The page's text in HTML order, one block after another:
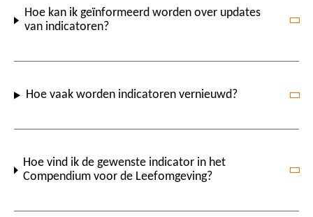
Hoe kan ik geïnformeerd worden over updates
van indicatoren?
Hoe vaak worden indicatoren vernieuwd?
Hoe vind ik de gewenste indicator in het
Compendium voor de Leefomgeving?